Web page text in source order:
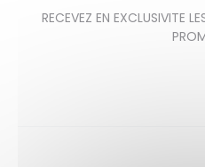
RECEVEZ EN EXCLUSIVITE